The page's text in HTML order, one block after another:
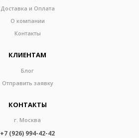
Доставка и Оплата
О компании
Контакты
КЛИЕНТАМ
Блог
Отправить заявку
КОНТАКТЫ
г. Москва
+7 (926) 994-42-42